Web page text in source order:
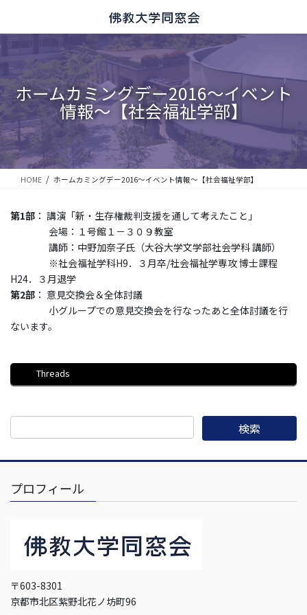
テ
ツ
に
移
動
ゲ
シ
ョ
ン
に
移
動
ホームカミングデー2016～イベント
情報～【社会福祉学部】
HOME ホームカミングデー2016～イベント情報～【社会福祉学部】
第1部 ： 講演「新・生存権裁判支援を通して考えたこと」
会場：１号館１－３０９教室
講師：中野加奈子氏（大谷大学文学部社会学科 講師）
※社会福祉学科H9．３月卒/社会福祉学専攻 博士課程
H24．３月退学
第2部 ： 意見交換会＆全体討議
小グループでの意見交換会を行なったあと全体討議を行
ないます。
Threads
プロフィール
〒603-8301
京都市北区紫野北花ノ坊町96